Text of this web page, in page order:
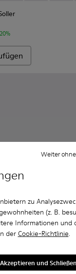
zu
(z. B.
Informationen und
derCookie-Richtlinie.
Weiter
Akzeptieren und Schließen
für Herren.
für Herren.
aus Nubuk
Sneaker aus
- Grauer
002 -
- K100974-001 -
Soller - K100974-
Soller -
Pelotas Soller